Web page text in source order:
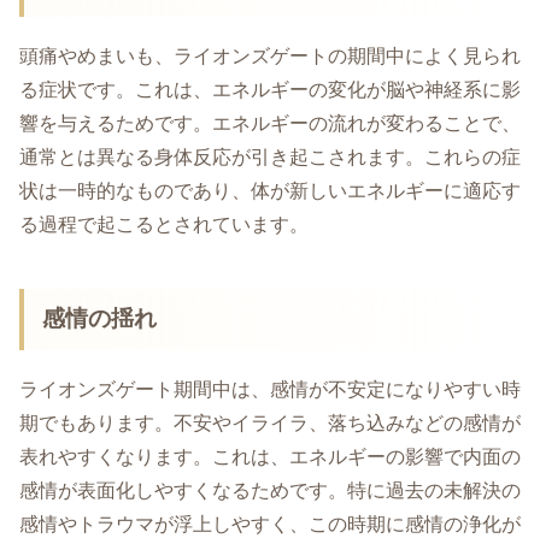
頭痛やめまいも、ライオンズゲートの期間中によく見られ
る症状です。これは、エネルギーの変化が脳や神経系に影
響を与えるためです。エネルギーの流れが変わることで、
通常とは異なる身体反応が引き起こされます。これらの症
状は一時的なものであり、体が新しいエネルギーに適応す
る過程で起こるとされています。
感情の揺れ
ライオンズゲート期間中は、感情が不安定になりやすい時
期でもあります。不安やイライラ、落ち込みなどの感情が
表れやすくなります。これは、エネルギーの影響で内面の
感情が表面化しやすくなるためです。特に過去の未解決の
感情やトラウマが浮上しやすく、この時期に感情の浄化が